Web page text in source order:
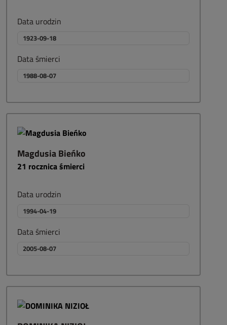
Data urodzin
1923-09-18
Data śmierci
1988-08-07
Magdusia Bieńko
21 rocznica śmierci
Data urodzin
1994-04-19
Data śmierci
2005-08-07